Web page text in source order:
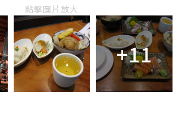
點擊圖片放大
+11